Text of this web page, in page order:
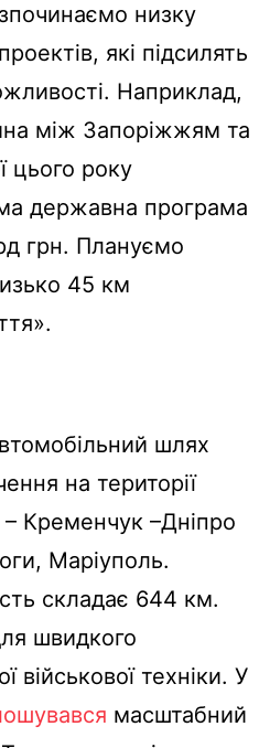
низку
які підсилять
Наприклад,
між Запоріжжям та
цього року
державна програма
грн. Плануємо
45 км
шлях
на території
– Кременчук –Дніпро
Маріуполь.
складає 644 км.
швидкого
військової техніки. У
масштабний